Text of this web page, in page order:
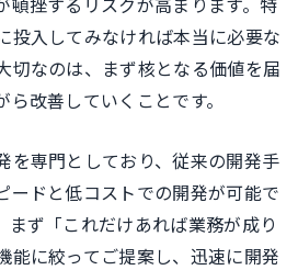
投入してみなければ本当に必要な
切なのは、まず核となる価値を届
改善していくことです。
を専門としており、従来の開発手
ードと低コストでの開発が可能で
まず「これだけあれば業務が成り
能に絞ってご提案し、迅速に開発